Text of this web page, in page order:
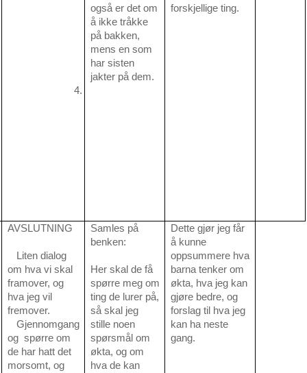
også er det om
å ikke tråkke
på bakken,
mens en som
har sisten
jakter på dem.
4.
forskjellige ting.
AVSLUTNING
Liten dialog
om hva vi skal
framover, og
hva jeg vil
fremover.
Gjennomgang
og spørre om
de har hatt det
morsomt, og
Samles på
benken:
Her skal de få
spørre meg om
ting de lurer på,
så skal jeg
stille noen
spørsmål om
økta, og om
hva de kan
Dette gjør jeg får
å kunne
oppsummere hva
barna tenker om
økta, hva jeg kan
gjøre bedre, og
forslag til hva jeg
kan ha neste
gang.